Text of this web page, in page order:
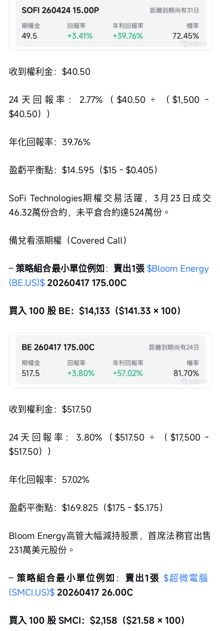
收到權利金：$40.50
24天回報率：2.77%（$40.50 ÷ （$1,500 -
$40.50））
年化回報率：39.76%
盈虧平衡點：$14.595（$15 - $0.405）
SoFi Technologies期權交易活躍，3月23日成交
46.32萬份合約，未平倉合約達524萬份。
備兌看漲期權（Covered Call）
– 策略組合最小單位例如： 賣出1張 $Bloom Energy
(BE.US)$ 20260417 175.00C
買入 100 股 BE：$14,133（$141.33 × 100）
收到權利金：$517.50
24天回報率：3.80%（$517.50 ÷ （$17,500 -
$517.50））
年化回報率：57.02%
盈虧平衡點：$169.825（$175 - $5.175）
Bloom Energy高管大幅減持股票，首席法務官出售
231萬美元股份。
– 策略組合最小單位例如 ： 賣出1張 $超微電腦
(SMCI.US)$ 20260417 26.00C
買入 100 股 SMCI：$2,158（$21.58 × 100）